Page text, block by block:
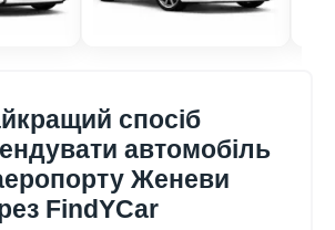
спосіб
автомобіль
Женеви
FindYCar